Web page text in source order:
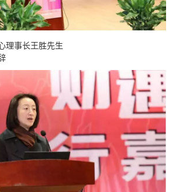
理事长王胜先生